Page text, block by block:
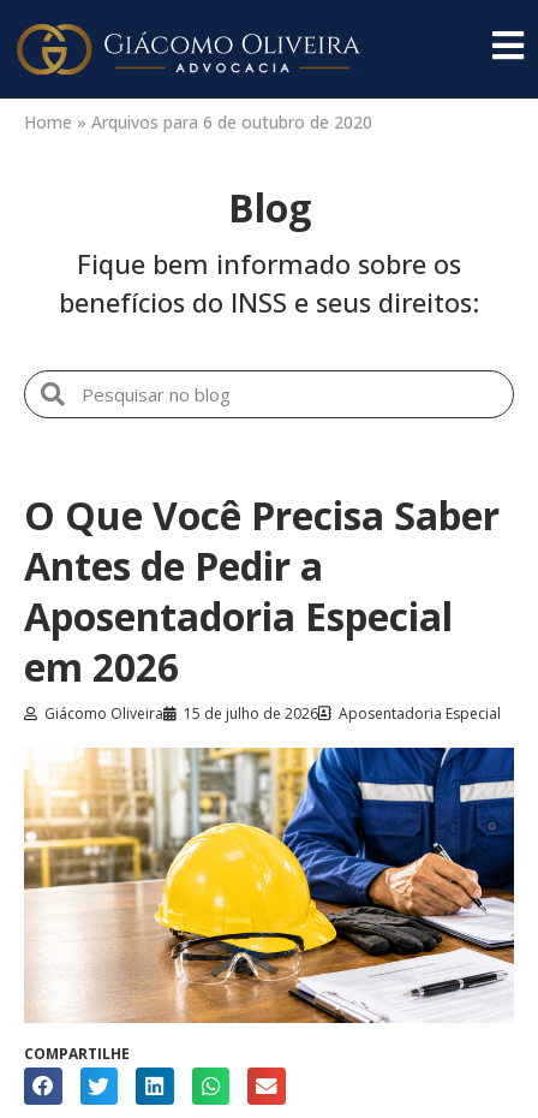
Home » Arquivos para 6 de outubro de 2020
Blog
Fique bem informado sobre os
benefícios do INSS e seus direitos:
O Que Você Precisa Saber
Antes de Pedir a
Aposentadoria Especial
em 2026
Giácomo Oliveira 15 de julho de 2026 Aposentadoria Especial
COMPARTILHE